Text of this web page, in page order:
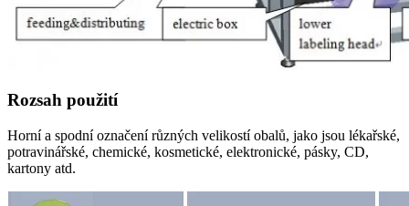
Rozsah použití
Horní a spodní označení různých velikostí obalů, jako jsou lékařské,
potravinářské, chemické, kosmetické, elektronické, pásky, CD,
kartony atd.